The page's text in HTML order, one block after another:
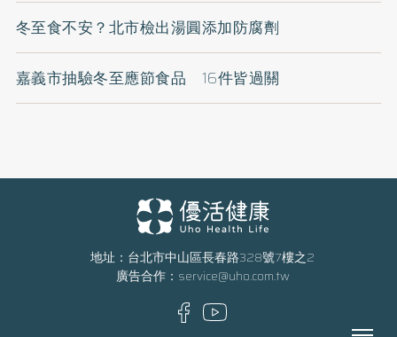
冬至食不安？北市檢出湯圓添加防腐劑
嘉義市抽驗冬至應節食品 16件皆過關
地址：台北市中山區長春路328號7樓之2
廣告合作： service@uho.com.tw